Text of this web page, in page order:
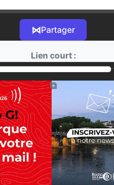
⋈Partager
Lien court :
https://radio-g.fr?r32
⧉